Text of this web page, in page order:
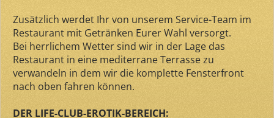
Zusätzlich werdet Ihr von unserem Service-Team im
Restaurant mit Getränken Eurer Wahl versorgt.
Bei herrlichem Wetter sind wir in der Lage das
Restaurant in eine mediterrane Terrasse zu
verwandeln in dem wir die komplette Fensterfront
nach oben fahren können.
DER LIFE-CLUB-EROTIK-BEREICH: